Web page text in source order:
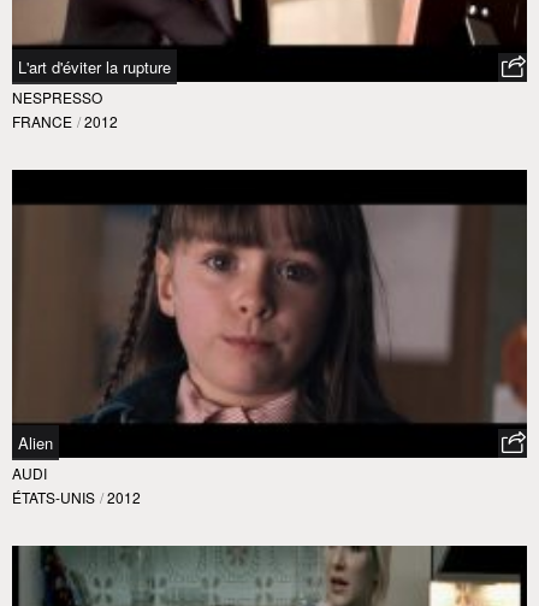
L'art d'éviter la rupture
NESPRESSO
FRANCE / 2012
Alien
AUDI
ÉTATS-UNIS / 2012